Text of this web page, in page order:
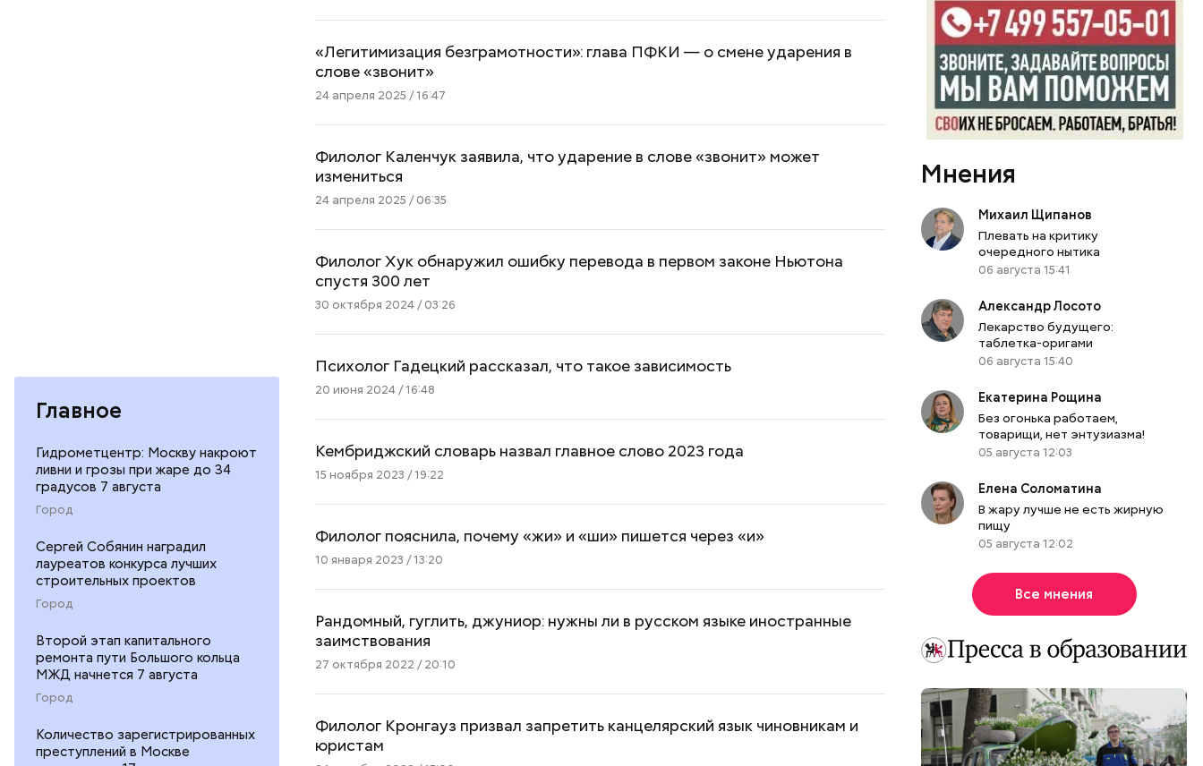
Главное
Гидрометцентр: Москву накроют
ливни и грозы при жаре до 34
градусов 7 августа
Город
Сергей Собянин наградил
лауреатов конкурса лучших
строительных проектов
Город
Второй этап капитального
ремонта пути Большого кольца
МЖД начнется 7 августа
Город
Количество зарегистрированных
преступлений в Москве
«Легитимизация безграмотности»: глава ПФКИ — о смене ударения в
слове «звонит»
24 апреля 2025 / 16:47
Филолог Каленчук заявила, что ударение в слове «звонит» может
измениться
24 апреля 2025 / 06:35
Филолог Хук обнаружил ошибку перевода в первом законе Ньютона
спустя 300 лет
30 октября 2024 / 03:26
Психолог Гадецкий рассказал, что такое зависимость
20 июня 2024 / 16:48
Кембриджский словарь назвал главное слово 2023 года
15 ноября 2023 / 19:22
Филолог пояснила, почему «жи» и «ши» пишется через «и»
10 января 2023 / 13:20
Рандомный, гуглить, джуниор: нужны ли в русском языке иностранные
заимствования
27 октября 2022 / 20:10
Филолог Кронгауз призвал запретить канцелярский язык чиновникам и
юристам
Мнения
Михаил Щипанов
Плевать на критику
очередного нытика
06 августа 15:41
Александр Лосото
Лекарство будущего:
таблетка-оригами
06 августа 15:40
Екатерина Рощина
Без огонька работаем,
товарищи, нет энтузиазма!
05 августа 12:03
Елена Соломатина
В жару лучше не есть жирную
пищу
05 августа 12:02
Все мнения